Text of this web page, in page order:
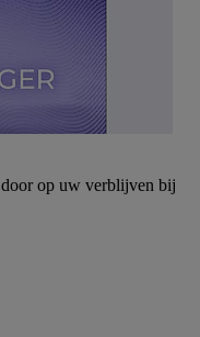
door op uw verblijven bij